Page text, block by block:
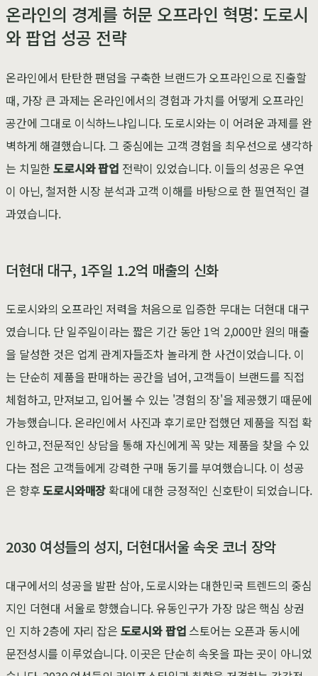
온라인의 경계를 허문 오프라인 혁명: 도로시
와 팝업 성공 전략
온라인에서 탄탄한 팬덤을 구축한 브랜드가 오프라인으로 진출할
때, 가장 큰 과제는 온라인에서의 경험과 가치를 어떻게 오프라인
공간에 그대로 이식하느냐입니다. 도로시와는 이 어려운 과제를 완
벽하게 해결했습니다. 그 중심에는 고객 경험을 최우선으로 생각하
는 치밀한도로시와 팝업 전략이 있었습니다. 이들의 성공은 우연
이 아닌, 철저한 시장 분석과 고객 이해를 바탕으로 한 필연적인 결
과였습니다.
더현대 대구, 1주일 1.2억 매출의 신화
도로시와의 오프라인 저력을 처음으로 입증한 무대는 더현대 대구
였습니다. 단 일주일이라는 짧은 기간 동안 1억 2,000만 원의 매출
을 달성한 것은 업계 관계자들조차 놀라게 한 사건이었습니다. 이
는 단순히 제품을 판매하는 공간을 넘어, 고객들이 브랜드를 직접
체험하고, 만져보고, 입어볼 수 있는 '경험의 장'을 제공했기 때문에
가능했습니다. 온라인에서 사진과 후기로만 접했던 제품을 직접 확
인하고, 전문적인 상담을 통해 자신에게 꼭 맞는 제품을 찾을 수 있
다는 점은 고객들에게 강력한 구매 동기를 부여했습니다. 이 성공
은 향후도로시와매장 확대에 대한 긍정적인 신호탄이 되었습니다.
2030 여성들의 성지, 더현대서울 속옷 코너 장악
대구에서의 성공을 발판 삼아, 도로시와는 대한민국 트렌드의 중심
지인 더현대 서울로 향했습니다. 유동인구가 가장 많은 핵심 상권
인 지하 2층에 자리 잡은 도로시와 팝업스토어는 오픈과 동시에
문전성시를 이루었습니다. 이곳은 단순히 속옷을 파는 곳이 아니었